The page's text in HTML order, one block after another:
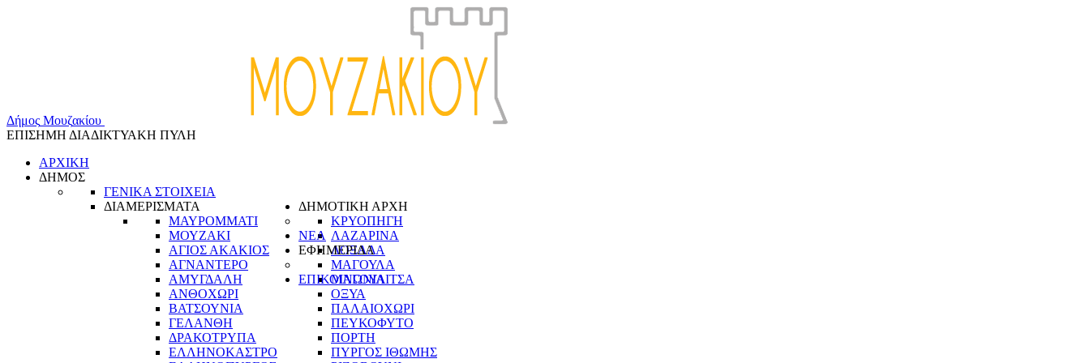
Δήμος Μουζακίου
ΕΠΙΣΗΜΗ ΔΙΑΔΙΚΤΥΑΚΗ ΠΥΛΗ
ΑΡΧΙΚΗ
ΔΗΜΟΣ
ΓΕΝΙΚΑ ΣΤΟΙΧΕΙΑ
ΔΙΑΜΕΡΙΣΜΑΤΑ
ΜΑΥΡΟΜΜΑΤΙ
ΜΟΥΖΑΚΙ
ΑΓΙΟΣ ΑΚΑΚΙΟΣ
ΑΓΝΑΝΤΕΡΟ
ΑΜΥΓΔΑΛΗ
ΑΝΘΟΧΩΡΙ
ΒΑΤΣΟΥΝΙΑ
ΓΕΛΑΝΘΗ
ΔΡΑΚΟΤΡΥΠΑ
ΕΛΛΗΝΟΚΑΣΤΡΟ
ΚΡΥΟΠΗΓΗ
ΛΑΖΑΡΙΝΑ
ΛΟΞΑΔΑ
ΜΑΓΟΥΛΑ
ΜΑΓΟΥΛΙΤΣΑ
ΟΞΥΑ
ΠΑΛΑΙΟΧΩΡΙ
ΠΕΥΚΟΦΥΤΟ
ΠΟΡΤΗ
ΠΥΡΓΟΣ ΙΘΩΜΗΣ
ΔΗΜΟΤΙΚΗ ΑΡΧΗ
ΝΕΑ
ΕΦΗΜΕΡΙΔΑ
ΕΠΙΚΟΙΝΩΝΙΑ